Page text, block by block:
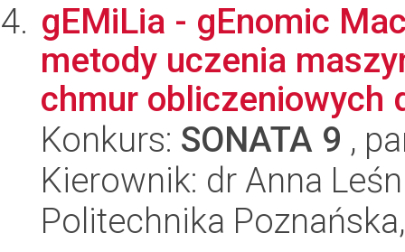
gEMiLia - gEnomic
metody uczenia
chmur obliczeniowych
Konkurs: SONATA 9 ,
Kierownik: dr Anna
Politechnika